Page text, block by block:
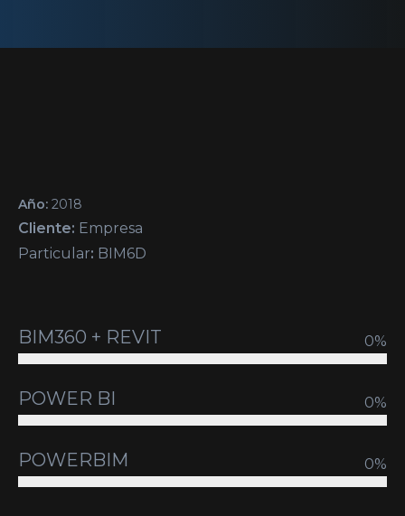
Año: 2018
Cliente: Empresa
Particular: BIM6D
BIM360 + REVIT 0%
POWER BI 0%
POWERBIM 0%